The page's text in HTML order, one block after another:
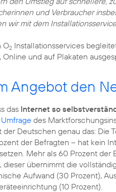
und Verbraucher
wir mit dem
O2 Installationsservices
Online und auf Plakaten
Angebot den
das Internet so
des
Deutschen genau das: Die
der Befragten – hat kein
Mehr als 60 Prozent
übernimmt die
Aufwand (30 Prozent),
(10 Prozent).